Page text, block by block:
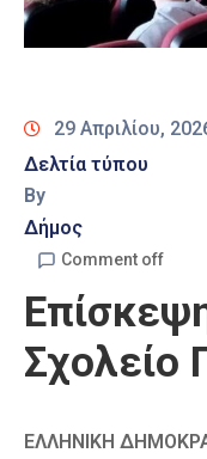
Τηλέφωνα
29 Απριλίου,
Δελτία τύπου
By
Δήμος
Comment off
Σχολείο
ΕΛΛΗΝΙΚΗ